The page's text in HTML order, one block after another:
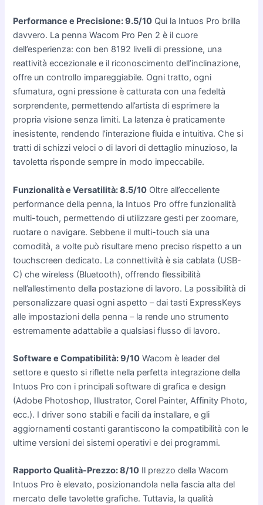
Performance e Precisione: 9.5/10 Qui la Intuos Pro brilla
davvero. La penna Wacom Pro Pen 2 è il cuore
dell’esperienza: con ben 8192 livelli di pressione, una
reattività eccezionale e il riconoscimento dell’inclinazione,
offre un controllo impareggiabile. Ogni tratto, ogni
sfumatura, ogni pressione è catturata con una fedeltà
sorprendente, permettendo all’artista di esprimere la
propria visione senza limiti. La latenza è praticamente
inesistente, rendendo l’interazione fluida e intuitiva. Che si
tratti di schizzi veloci o di lavori di dettaglio minuzioso, la
tavoletta risponde sempre in modo impeccabile.
Funzionalità e Versatilità: 8.5/10 Oltre all’eccellente
performance della penna, la Intuos Pro offre funzionalità
multi-touch, permettendo di utilizzare gesti per zoomare,
ruotare o navigare. Sebbene il multi-touch sia una
comodità, a volte può risultare meno preciso rispetto a un
touchscreen dedicato. La connettività è sia cablata (USB-
C) che wireless (Bluetooth), offrendo flessibilità
nell’allestimento della postazione di lavoro. La possibilità di
personalizzare quasi ogni aspetto – dai tasti ExpressKeys
alle impostazioni della penna – la rende uno strumento
estremamente adattabile a qualsiasi flusso di lavoro.
Software e Compatibilità: 9/10 Wacom è leader del
settore e questo si riflette nella perfetta integrazione della
Intuos Pro con i principali software di grafica e design
(Adobe Photoshop, Illustrator, Corel Painter, Affinity Photo,
ecc.). I driver sono stabili e facili da installare, e gli
aggiornamenti costanti garantiscono la compatibilità con le
ultime versioni dei sistemi operativi e dei programmi.
Rapporto Qualità-Prezzo: 8/10 Il prezzo della Wacom
Intuos Pro è elevato, posizionandola nella fascia alta del
mercato delle tavolette grafiche. Tuttavia, la qualità